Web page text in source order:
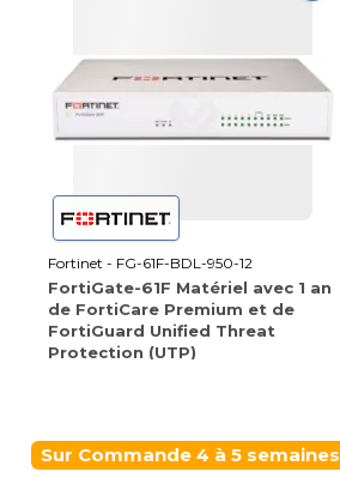
Fortinet - FG-61F-BDL-950-12
FortiGate-61F Matériel avec 1 an
de FortiCare Premium et de
FortiGuard Unified Threat
Protection (UTP)
Sur Commande 4 à 5 semaines